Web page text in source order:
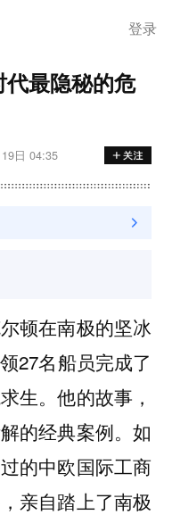
登录
最隐秘的危
日 04:35
顿在南极的坚冰
27名船员完成了
生。他的故事，
的经典案例。如
的中欧国际工商
亲自踏上了南极